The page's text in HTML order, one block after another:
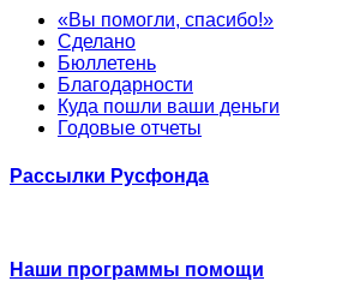
«Вы помогли, спасибо!»
Сделано
Бюллетень
Благодарности
Куда пошли ваши деньги
Годовые отчеты
Рассылки Русфонда
Наши программы помощи